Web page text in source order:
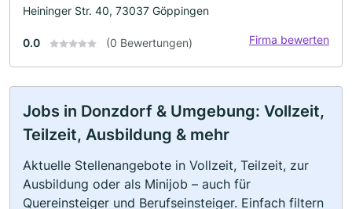
Heininger Str. 40, 73037 Göppingen
0.0 (0 Bewertungen) Firma bewerten
Jobs in Donzdorf & Umgebung: Vollzeit,
Teilzeit, Ausbildung & mehr
Aktuelle Stellenangebote in Vollzeit, Teilzeit, zur
Ausbildung oder als Minijob – auch für
Quereinsteiger und Berufseinsteiger. Einfach filtern